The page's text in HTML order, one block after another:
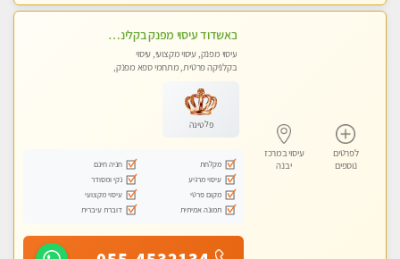
לפרטים
נוספים
עיסוי במרכז
יבנה
באשדוד עיסוי מפנק בקליניקה פרטית שירות vip לרציניים בלבד! מומלץ!!
עיסוי מפנק, עיסוי מקצועי, עיסוי
בקלניקה פרטית, מתחמי ספא מפנק,
פלטינה
מקלחת
חניה חינם
עיסוי מרגיע
נקי ומסודר
מקום פרטי
עיסוי מקצועי
תמונה אמיתית
דוברת עיברית